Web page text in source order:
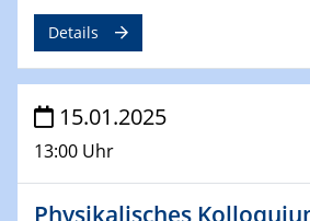
CENIDE-BGU Seminar
27.02.2025
WIN & CENIDE Seminar
MATURE
27.02.2025
Sfb-trr247-all Seminar
Details
15.01.2025
13:00 Uhr
Physikalisches